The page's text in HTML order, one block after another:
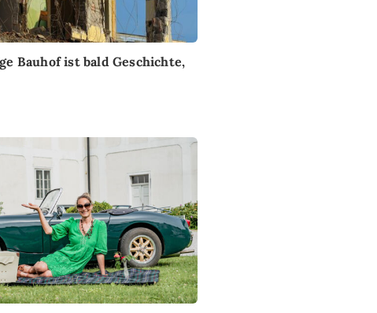
Bauhof ist bald Geschichte,